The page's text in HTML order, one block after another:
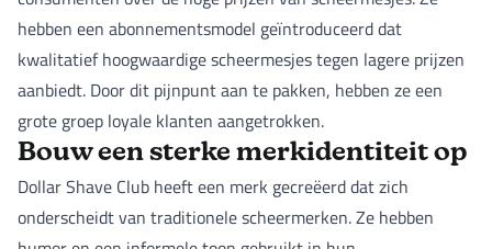
hebben een abonnementsmodel geïntroduceerd dat
kwalitatief hoogwaardige scheermesjes tegen lagere prijzen
aanbiedt. Door dit pijnpunt aan te pakken, hebben ze een
grote groep loyale klanten aangetrokken.
Bouw een sterke merkidentiteit op
Dollar Shave Club heeft een merk gecreëerd dat zich
onderscheidt van traditionele scheermerken. Ze hebben